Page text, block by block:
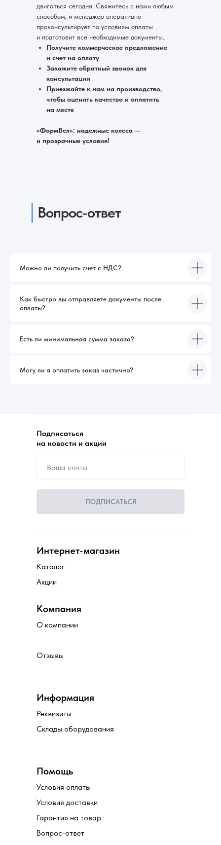
двигаться сегодня. Свяжитесь с нами любым
способом, и менеджер оперативно
проконсультирует по условиям оплаты
и подготовит все необходимые документы.
Получите коммерческое предложение
и счет на оплату
Закажите обратный звонок для
консультации
Приезжайте к нам на производство,
чтобы оценить качество и оплатить
на месте
«ФормВел»: надежные колеса —
и прозрачные условия!
Вопрос-ответ
Можно ли получить счет с НДС?
Как быстро вы отправляете документы после
оплаты?
Есть ли минимальная сумма заказа?
Могу ли я оплатить заказ частично?
Подписаться
на новости и акции
Каталог
Акции
Интернет-магазин
Компания
О компании
Отзывы
Реквизиты
Склады оборудования
Информация
Помощь
Условия доставки
Условия оплаты
Гарантия на товар
Вопрос-ответ
ПОДПИСАТЬСЯ